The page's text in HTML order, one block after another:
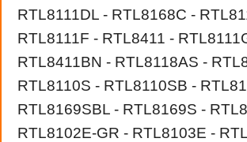
RTL8111DL - RTL8168C -
RTL8111F - RTL8411 -
RTL8411BN - RTL8118AS -
RTL8110S - RTL8110SB -
RTL8169SBL - RTL8169S -
RTL8102E-GR - RTL8103E -